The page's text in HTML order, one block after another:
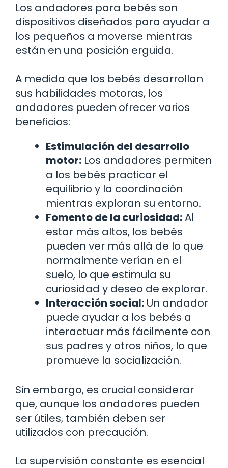
Los andadores para bebés son
dispositivos diseñados para ayudar a
los pequeños a moverse mientras
están en una posición erguida.
A medida que los bebés desarrollan
sus habilidades motoras, los
andadores pueden ofrecer varios
beneficios:
Estimulación del desarrollo
motor: Los andadores permiten
a los bebés practicar el
equilibrio y la coordinación
mientras exploran su entorno.
Fomento de la curiosidad:Al
estar más altos, los bebés
pueden ver más allá de lo que
normalmente verían en el
suelo, lo que estimula su
curiosidad y deseo de explorar.
Interacción social: Un andador
puede ayudar a los bebés a
interactuar más fácilmente con
sus padres y otros niños, lo que
promueve la socialización.
Sin embargo, es crucial considerar
que, aunque los andadores pueden
ser útiles, también deben ser
utilizados con precaución.
La supervisión constante es esencial